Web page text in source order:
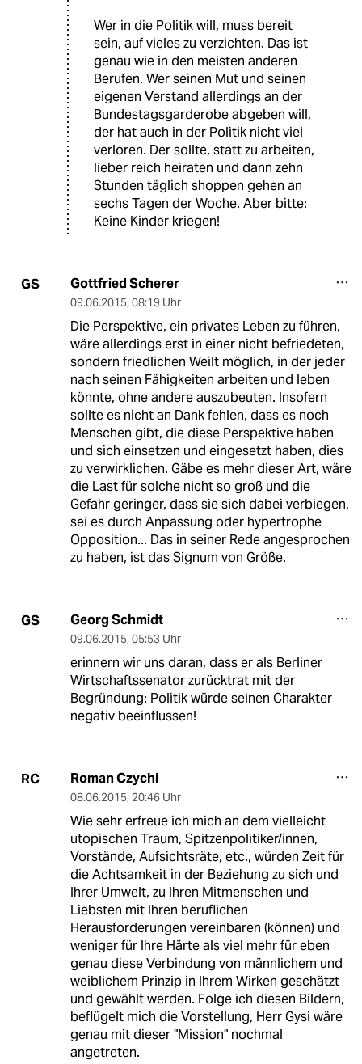
Wer in die Politik will, muss bereit
sein, auf vieles zu verzichten. Das ist
genau wie in den meisten anderen
Berufen. Wer seinen Mut und seinen
eigenen Verstand allerdings an der
Bundestagsgarderobe abgeben will,
der hat auch in der Politik nicht viel
verloren. Der sollte, statt zu arbeiten,
lieber reich heiraten und dann zehn
Stunden täglich shoppen gehen an
sechs Tagen der Woche. Aber bitte:
Keine Kinder kriegen!
GS Gottfried Scherer
09.06.2015, 08:19 Uhr
Die Perspektive, ein privates Leben zu führen,
wäre allerdings erst in einer nicht befriedeten,
sondern friedlichen Weilt möglich, in der jeder
nach seinen Fähigkeiten arbeiten und leben
könnte, ohne andere auszubeuten. Insofern
sollte es nicht an Dank fehlen, dass es noch
Menschen gibt, die diese Perspektive haben
und sich einsetzen und eingesetzt haben, dies
zu verwirklichen. Gäbe es mehr dieser Art, wäre
die Last für solche nicht so groß und die
Gefahr geringer, dass sie sich dabei verbiegen,
sei es durch Anpassung oder hypertrophe
Opposition... Das in seiner Rede angesprochen
zu haben, ist das Signum von Größe.
GS Georg Schmidt
09.06.2015, 05:53 Uhr
erinnern wir uns daran, dass er als Berliner
Wirtschaftssenator zurücktrat mit der
Begründung: Politik würde seinen Charakter
negativ beeinflussen!
RC Roman Czychi
08.06.2015, 20:46 Uhr
Wie sehr erfreue ich mich an dem vielleicht
utopischen Traum, Spitzenpolitiker/innen,
Vorstände, Aufsichtsräte, etc., würden Zeit für
die Achtsamkeit in der Beziehung zu sich und
Ihrer Umwelt, zu Ihren Mitmenschen und
Liebsten mit Ihren beruflichen
Herausforderungen vereinbaren (können) und
weniger für Ihre Härte als viel mehr für eben
genau diese Verbindung von männlichem und
weiblichem Prinzip in Ihrem Wirken geschätzt
und gewählt werden. Folge ich diesen Bildern,
beflügelt mich die Vorstellung, Herr Gysi wäre
genau mit dieser "Mission" nochmal
angetreten.